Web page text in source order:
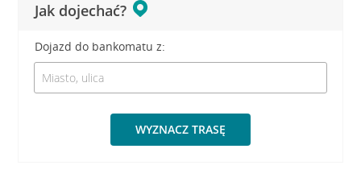
Jak dojechać?
Dojazd do bankomatu z:
WYZNACZ TRASĘ